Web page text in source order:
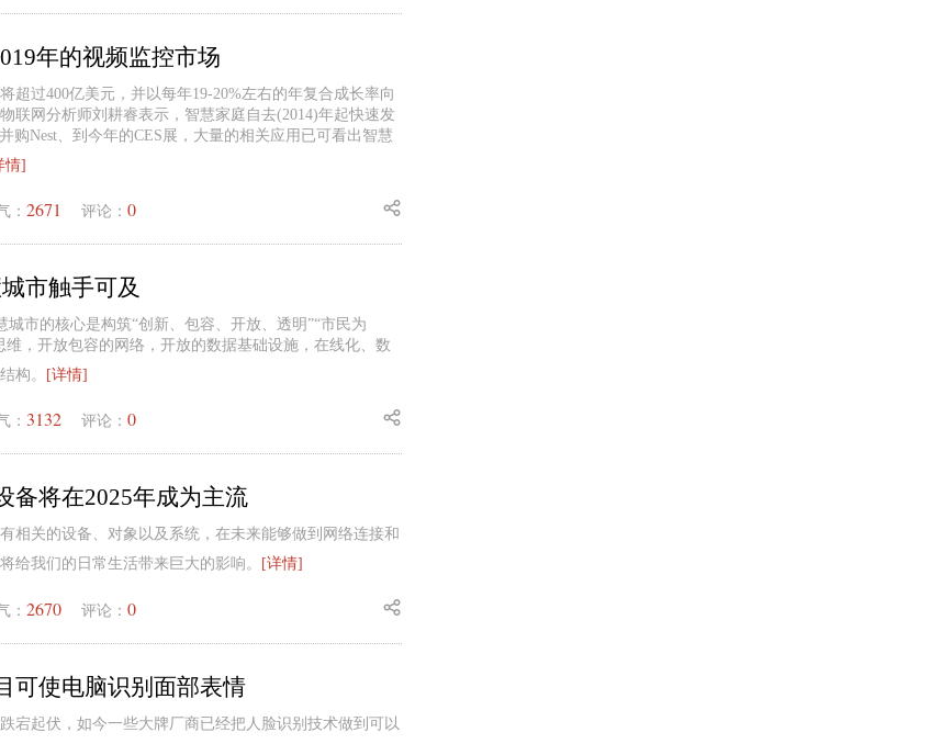
年的视频监控市场
超过400亿美元，并以每年19-20%左右的年复合成长率向
联网分析师刘耕睿表示，智慧家庭自去(2014)年起快速发
购Nest、到今年的CES展，大量的相关应用已可看出智慧
情]
： 2671 评论： 0
市触手可及
城市的核心是构筑“创新、包容、开放、透明”“市民为
维，开放包容的网络，开放的数据基础设施，在线化、数
构。
[详情]
： 3132 评论： 0
备将在2025年成为主流
相关的设备、对象以及系统，在未来能够做到网络连接和
给我们的日常生活带来巨大的影响。
[详情]
： 2670 评论： 0
可使电脑识别面部表情
宕起伏，如今一些大牌厂商已经把人脸识别技术做到可以